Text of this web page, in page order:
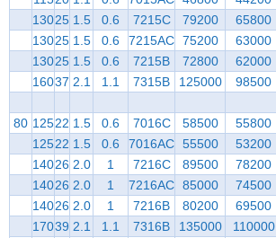
13025 1.5 0.6 7215C 79200 65800
13025 1.5 0.6 7215AC 75200 63000
13025 1.5 0.6 7215B 72800 62000
16037 2.1 1.1 7315B 125000 98500
80 12522 1.5 0.6 7016C 58500 55800
12522 1.5 0.6 7016AC 55500 53200
14026 2.0 1 7216C 89500 78200
14026 2.0 1 7216AC 85000 74500
14026 2.0 1 7216B 80200 69500
17039 2.1 1.1 7316B 135000 110000